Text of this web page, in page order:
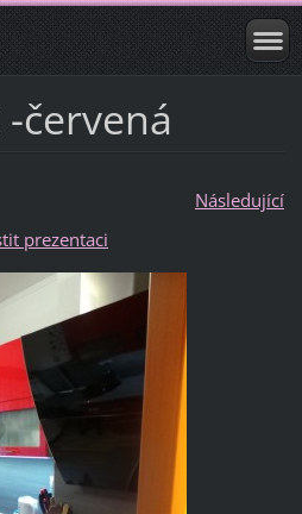
červená
Následující
prezentaci